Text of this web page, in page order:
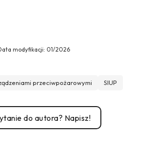
modyfikacji: 01/2026
przeciwpożarowymi
SIUP
do autora? Napisz!